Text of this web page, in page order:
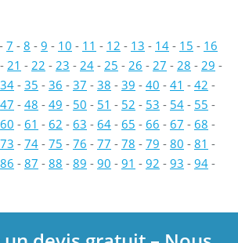
- 7 - 8 - 9 - 10 - 11 - 12 - 13 - 14 - 15 - 16
- 21 - 22 - 23 - 24 - 25 - 26 - 27 - 28 - 29 -
34 - 35 - 36 - 37 - 38 - 39 - 40 - 41 - 42 -
47 - 48 - 49 - 50 - 51 - 52 - 53 - 54 - 55 -
60 - 61 - 62 - 63 - 64 - 65 - 66 - 67 - 68 -
73 - 74 - 75 - 76 - 77 - 78 - 79 - 80 - 81 -
86 - 87 - 88 - 89 - 90 - 91 - 92 - 93 - 94 -